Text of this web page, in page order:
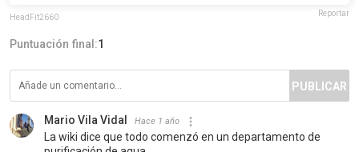
HeadFit2660 Reportar
Puntuación final:1
PUBLICAR
Mario Vila Vidal Hace 1 año
La wiki dice que todo comenzó en un departamento de